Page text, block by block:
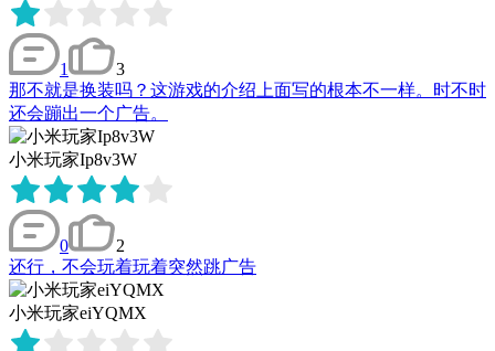
1
3
那不就是换装吗？这游戏的介绍上面写的根本不一样。时不时
还会蹦出一个广告。
小米玩家Ip8v3W
0
2
还行，不会玩着玩着突然跳广告
小米玩家eiYQMX